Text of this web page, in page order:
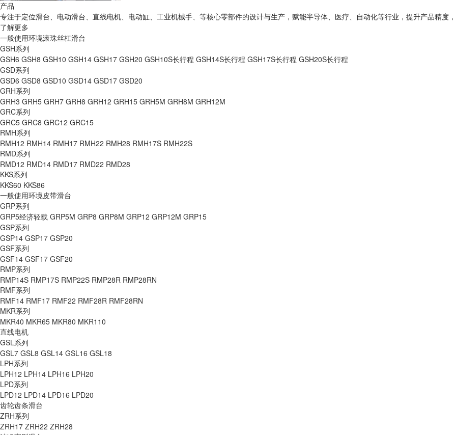
产品
专注于定位滑台、电动滑台、直线电机、电动缸、工业机械手、等核心零部件的设计与生产，赋能半导体、医疗、自动化等行业，提升产品精度
了解更多
一般使用环境滚珠丝杠滑台
GSH系列
GSH6 GSH8 GSH10 GSH14 GSH17 GSH20 GSH10S长行程 GSH14S长行程 GSH17S长行程 GSH20S长行程
GSD系列
GSD6 GSD8 GSD10 GSD14 GSD17 GSD20
GRH系列
GRH3 GRH5 GRH7 GRH8 GRH12 GRH15 GRH5M GRH8M GRH12M
GRC系列
GRC5 GRC8 GRC12 GRC15
RMH系列
RMH12 RMH14 RMH17 RMH22 RMH28 RMH17S RMH22S
RMD系列
RMD12 RMD14 RMD17 RMD22 RMD28
KKS系列
KKS60 KKS86
一般使用环境皮带滑台
GRP系列
GRP5经济轻载 GRP5M GRP8 GRP8M GRP12 GRP12M GRP15
GSP系列
GSP14 GSP17 GSP20
GSF系列
GSF14 GSF17 GSF20
RMP系列
RMP14S RMP17S RMP22S RMP28R RMP28RN
RMF系列
RMF14 RMF17 RMF22 RMF28R RMF28RN
MKR系列
MKR40 MKR65 MKR80 MKR110
直线电机
GSL系列
GSL7 GSL8 GSL14 GSL16 GSL18
LPH系列
LPH12 LPH14 LPH16 LPH20
LPD系列
LPD12 LPD14 LPD16 LPD20
齿轮齿条滑台
ZRH系列
ZRH17 ZRH22 ZRH28